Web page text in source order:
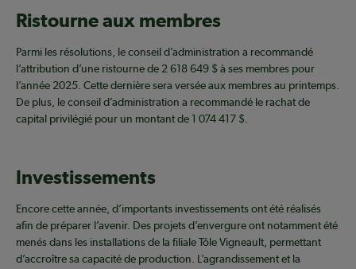
Ristourne aux membres
Parmi les résolutions, le conseil d’administration a recommandé
l’attribution d’une ristourne de 2 618 649 $ à ses membres pour
l’année 2025. Cette dernière sera versée aux membres au printemps.
De plus, le conseil d’administration a recommandé le rachat de
capital privilégié pour un montant de 1 074 417 $.
Investissements
Encore cette année, d’importants investissements ont été réalisés
afin de préparer l’avenir. Des projets d’envergure ont notamment été
menés dans les installations de la filiale Tôle Vigneault, permettant
d’accroître sa capacité de production. L’agrandissement et la